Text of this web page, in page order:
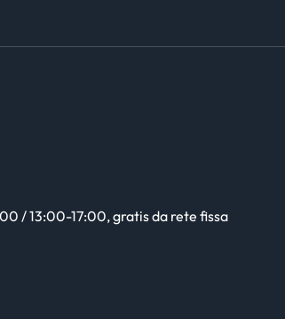
/ 13:00-17:00, gratis da rete fissa